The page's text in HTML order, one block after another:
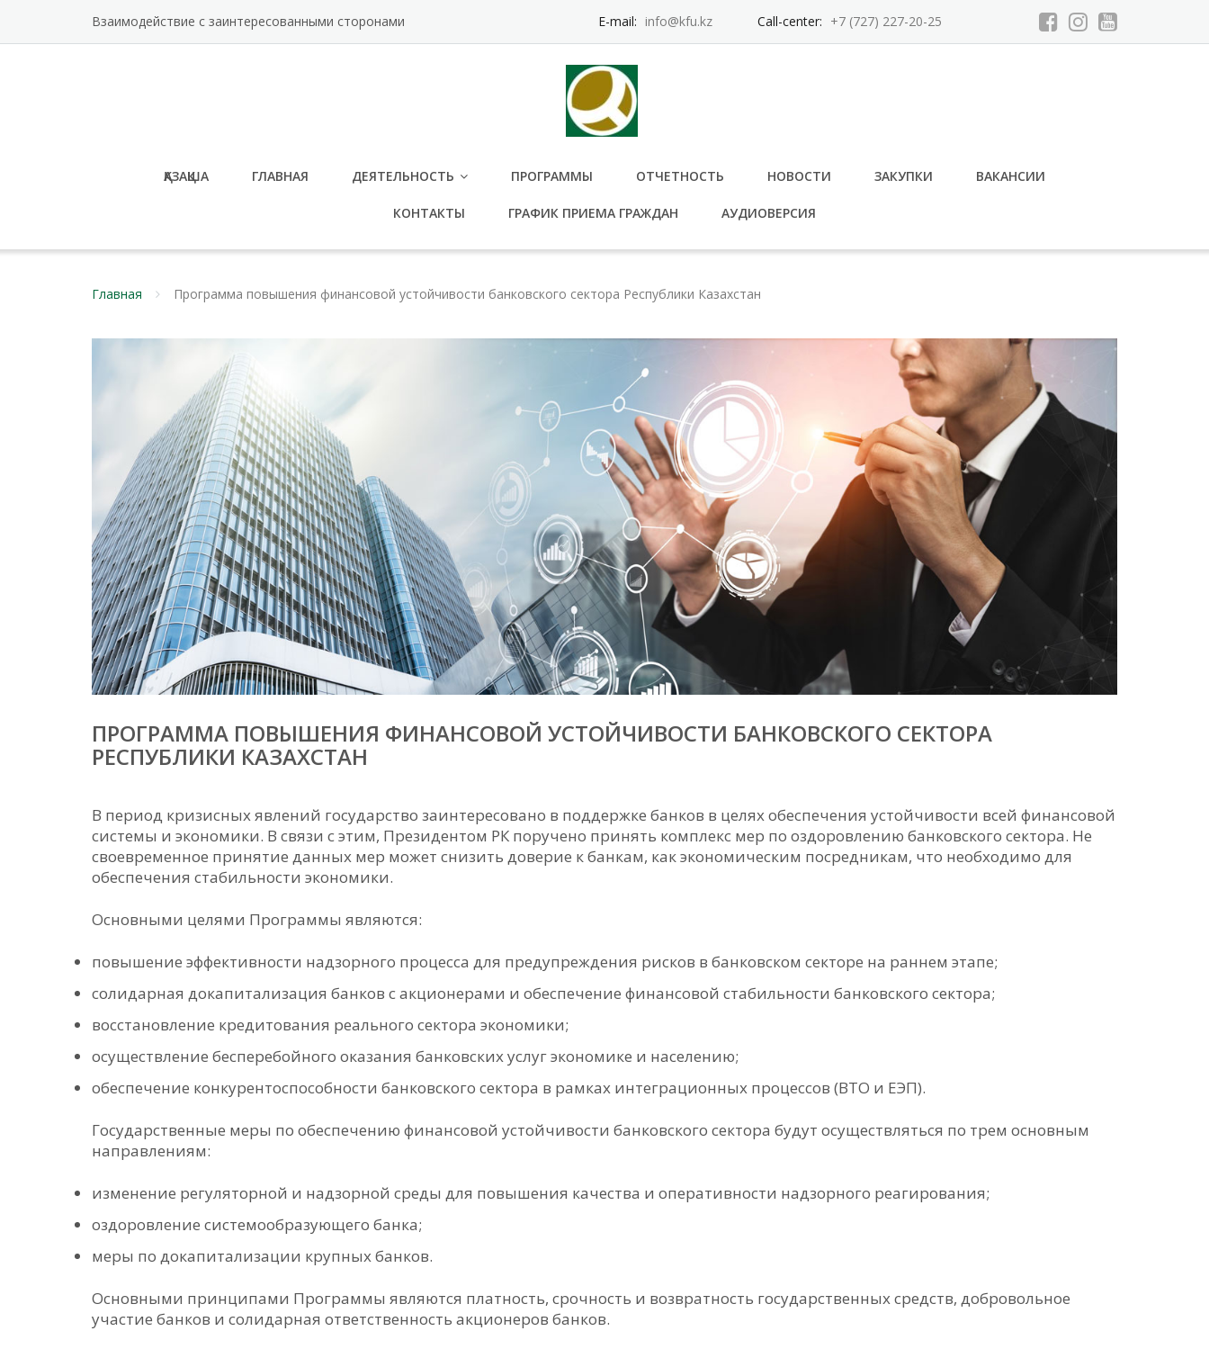
содержимому
Взаимодействие с заинтересованными сторонами E-mail: info@kfu.kz Call-center: +7 (727) 227-20-25
ҚАЗАҚША ГЛАВНАЯ ДЕЯТЕЛЬНОСТЬ ПРОГРАММЫ ОТЧЕТНОСТЬ НОВОСТИ ЗАКУПКИ ВАКАНСИИ
КОНТАКТЫ ГРАФИК ПРИЕМА ГРАЖДАН АУДИОВЕРСИЯ
Главная Программа повышения финансовой устойчивости банковского сектора Республики Казахстан
ПРОГРАММА ПОВЫШЕНИЯ ФИНАНСОВОЙ УСТОЙЧИВОСТИ БАНКОВСКОГО СЕКТОРА
РЕСПУБЛИКИ КАЗАХСТАН
В период кризисных явлений государство заинтересовано в поддержке банков в целях обеспечения устойчивости всей финансовой
системы и экономики. В связи с этим, Президентом РК поручено принять комплекс мер по оздоровлению банковского сектора. Не
своевременное принятие данных мер может снизить доверие к банкам, как экономическим посредникам, что необходимо для
обеспечения стабильности экономики.
Основными целями Программы являются:
повышение эффективности надзорного процесса для предупреждения рисков в банковском секторе на раннем этапе;
солидарная докапитализация банков с акционерами и обеспечение финансовой стабильности банковского сектора;
восстановление кредитования реального сектора экономики;
осуществление бесперебойного оказания банковских услуг экономике и населению;
обеспечение конкурентоспособности банковского сектора в рамках интеграционных процессов (ВТО и ЕЭП).
Государственные меры по обеспечению финансовой устойчивости банковского сектора будут осуществляться по трем основным
направлениям:
изменение регуляторной и надзорной среды для повышения качества и оперативности надзорного реагирования;
оздоровление системообразующего банка;
меры по докапитализации крупных банков.
Основными принципами Программы являются платность, срочность и возвратность государственных средств, добровольное
участие банков и солидарная ответственность акционеров банков.